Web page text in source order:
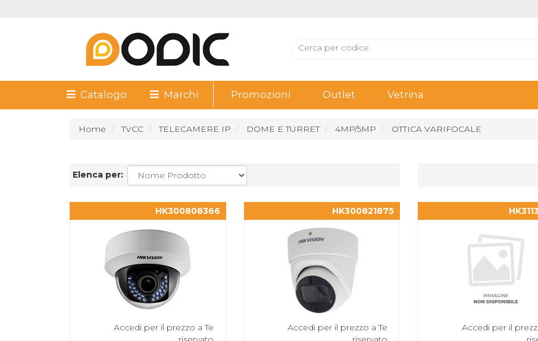
Catalogo Marchi Promozioni Outlet Vetrina
Home TVCC TELECAMERE IP DOME E TURRET 4MP/5MP OTTICA VARIFOCALE
Elenca per:
HK300808366
Accedi per il prezzo a Te
HK300821875
Accedi per il prezzo a Te
Accedi per il